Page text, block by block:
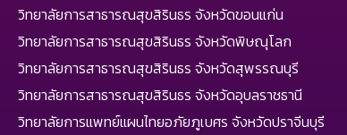
วิทยาลัยการสาธารณสุขสิรินธร จังหวัดขอนแก่น
วิทยาลัยการสาธารณสุขสิรินธร จังหวัดพิษณุโลก
วิทยาลัยการสาธารณสุขสิรินธร จังหวัดสุพรรณบุรี
วิทยาลัยการสาธารณสุขสิรินธร จังหวัดอุบลราชธานี
วิทยาลัยการแพทย์แผนไทยอภัยภูเบศร จังหวัดปราจีนบุรี